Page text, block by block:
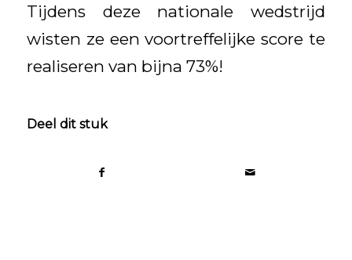
Tijdens deze nationale wedstrijd
wisten ze een voortreffelijke score te
realiseren van bijna 73%!
Deel dit stuk